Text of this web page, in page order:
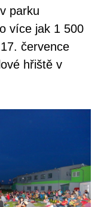
parku
více jak 1 500
července
hřiště v